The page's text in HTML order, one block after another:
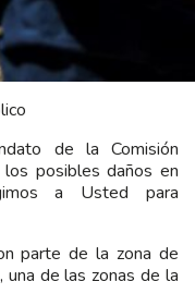
de la Comisión
posibles daños en
a Usted para
parte de la zona de
una de las zonas de la